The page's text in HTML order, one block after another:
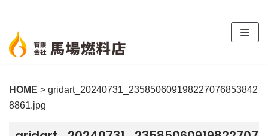
ン
テ
ン
へ
ス
HOME > gridart_20240731_235850609198227076853842
8861.jpg